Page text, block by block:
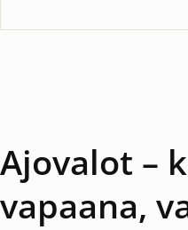
Ajovalot –
vapaana,